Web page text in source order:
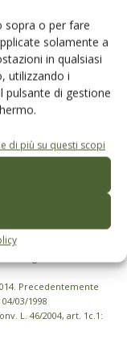
sopra o per fare
solamente a
in qualsiasi
utilizzando i
pulsante di gestione
di più su questi scopi
Via Eritrea 21 -
Precedentemente
03/1998
L. 46/2004, art. 1c.1: